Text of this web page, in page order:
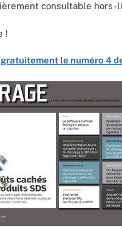
consultable hors-
!
le numéro 4